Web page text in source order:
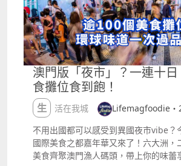
康養盛宴 今年六月，這片海島秘境剛
的覺醒 mdash;mdash;「夏至康養瑜
滿落幕。這場酒店與 Wellness Yoga
的沉浸式體驗，讓追求身心平衡的賓客
際瑜伽日的雙重祝福裡，度過了三天與
光。 作為參與者，我至今仍記得那份
醒於凌晨五點，起床後便外邊的風景吸
時，恰好遇見太陽躍出海面
光刺破雲層的瞬間，海浪似乎也靜止了
光景，成了全天最溫柔的開場。清晨的
林為幕，以浪聲為韻，每一次伸展都與
次呼吸都裹挾著海風的清冽；午後的音
澳門版「夜市」？一連十
食攤位食到飽！
生活在我城
Lifemagfoodie・
不用出國都可以感受到異國夜市vibe？
國際美食之都嘉年華又來了！六大洲，
美食齊聚澳門漁人碼頭，帶上你的味蕾